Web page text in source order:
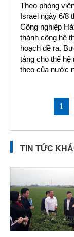
Theo phóng
Israel ngày 6/8
Công nghiệp
thành công hệ
hoạch đề ra.
tảng cho thế hệ
theo của nước
1
TIN TỨC